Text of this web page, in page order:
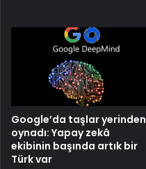
Google’da taşlar yerinden
oynadı: Yapay zekâ
ekibinin başında artık bir
Türk var